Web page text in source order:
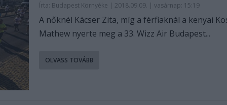
Írta: Budapest Környéke | 2018.09.09. | vasárnap: 15:19
A nőknél Kácser Zita, míg a férfiaknál a kenyai
Mathew nyerte meg a 33. Wizz Air Budapest...
OLVASS TOVÁBB